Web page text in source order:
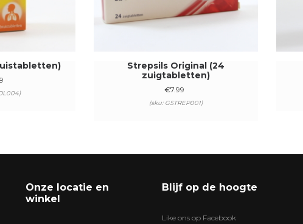
Strepsils Original (24
zuigtabletten)
€7.99
(sku: GSTREP001)
Onze locatie en
winkel
Blijf op de hoogte
Like ons op Facebook